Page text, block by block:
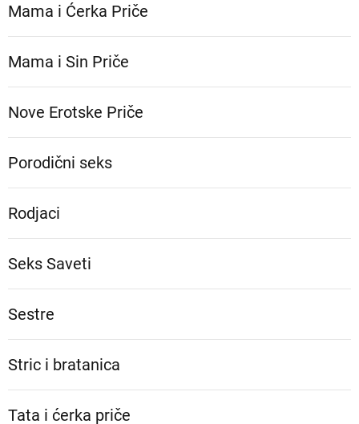
Mama i Ćerka Priče
Mama i Sin Priče
Nove Erotske Priče
Porodični seks
Rodjaci
Seks Saveti
Sestre
Stric i bratanica
Tata i ćerka priče